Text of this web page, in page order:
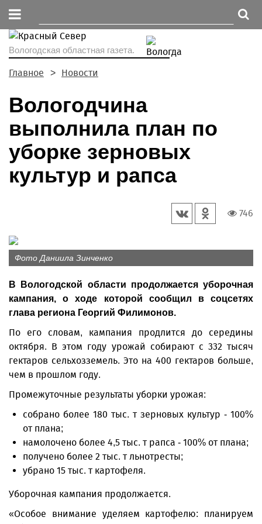
Вологодская областная газета.
Главное Новости
Вологодчина
выполнила план по
уборке зерновых
культур и рапса
746
Фото Даниила Зинченко
В Вологодской области продолжается уборочная
кампания, о ходе которой сообщил в соцсетях
глава региона Георгий Филимонов.
По его словам, кампания продлится до середины
октября. В этом году урожай собирают с 332 тысяч
гектаров сельхозземель. Это на 400 гектаров больше,
чем в прошлом году.
Промежуточные результаты уборки урожая:
собрано более 180 тыс. т зерновых культур - 100%
от плана;
намолочено более 4,5 тыс. т рапса - 100% от плана;
получено более 2 тыс. т льнотресты;
убрано 15 тыс. т картофеля.
Уборочная кампания продолжается.
«Особое внимание уделяем картофелю: планируем